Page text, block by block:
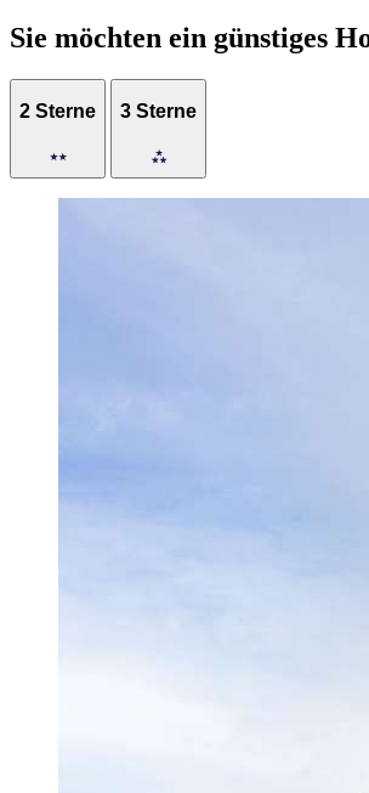
Sie möchten ein günstiges
2 Sterne 3 Sterne